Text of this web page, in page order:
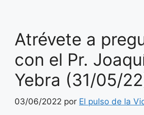
Atrévete a
con el Pr.
Yebra (31/05/
03/06/2022 por El pulso de la